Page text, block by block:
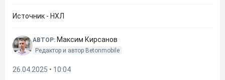
Источник - НХЛ
АВТОР: Максим Кирсанов
Редактор и автор Betonmobile
26.04.2025 • 10:04